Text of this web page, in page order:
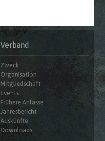
Verband
Zweck
Organisation
Mitgliedschaft
Events
Frühere Anlässe
Jahresbericht
Auskünfte
Downloads